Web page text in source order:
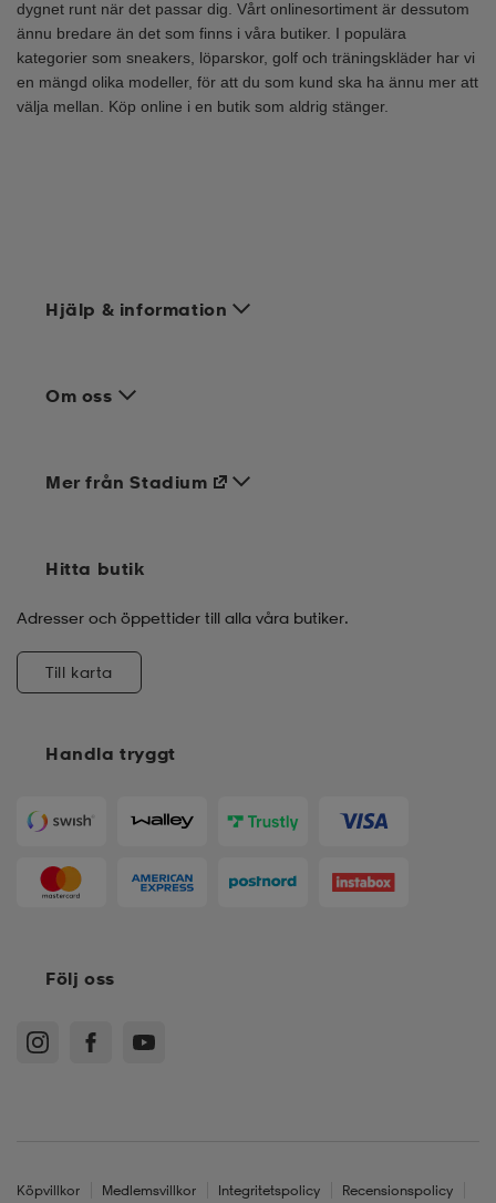
dygnet runt när det passar dig. Vårt onlinesortiment är dessutom
ännu bredare än det som finns i våra butiker. I populära
kategorier som sneakers löparskor, golf och träningskläder har vi
en mängd olika modeller, för att du som kund ska ha ännu mer att
välja mellan. Köp online i en butik som aldrig stänger.
Hjälp & information
Om oss
Handla tryggt
Mer från Stadium
Hitta butik
Adresser och öppettider till alla våra butiker.
Till karta
Följ oss
Köpvillkor Medlemsvillkor Integritetspolicy Recensionspolicy